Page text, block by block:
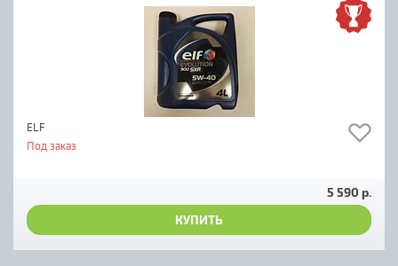
ELF
Под заказ
5 590 р.
КУПИТЬ